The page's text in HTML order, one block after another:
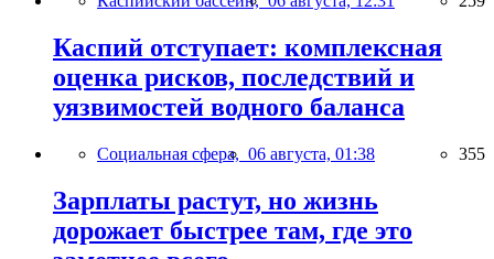
Каспий отступает: комплексная
оценка рисков, последствий и
уязвимостей водного баланса
Социальная сфера, 06 августа, 01:38 355
Зарплаты растут, но жизнь
дорожает быстрее там, где это